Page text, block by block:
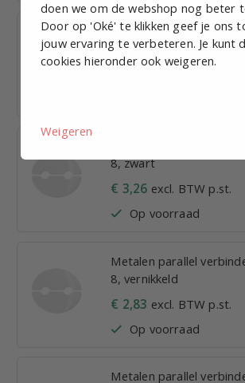
Metalen draaibare
vernikkeld
excl. BTW p.st.
8, zwart
€ 3,26 excl. BTW p.st.
Op voorraad
Metalen parallel
8, vernikkeld
€ 2,83 excl. BTW p.st.
Op voorraad
Metalen parallel
doen we om de webshop nog beter
Door op 'Oké' te klikken geef je ons
jouw ervaring te verbeteren. Je kunt
cookies hieronder ook weigeren.
Weigeren